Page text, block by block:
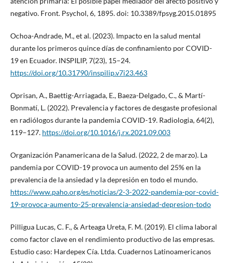
negativo. Front. Psychol, 6, 1895. doi: 10.3389/fpsyg.2015.01895
Ochoa-Andrade, M., et al. (2023). Impacto en la salud mental
durante los primeros quince días de confinamiento por COVID-
19 en Ecuador. INSPILIP, 7(23), 15–24.
https://doi.org/10.31790/inspilip.v7i23.463
Oprisan, A., Baettig-Arriagada, E., Baeza-Delgado, C., & Martí-
Bonmatí, L. (2022). Prevalencia y factores de desgaste profesional
en radiólogos durante la pandemia COVID-19. Radiologia, 64(2),
119–127. https://doi.org/10.1016/j.rx.2021.09.003
Organización Panamericana de la Salud. (2022, 2 de marzo). La
pandemia por COVID-19 provoca un aumento del 25% en la
prevalencia de la ansiedad y la depresión en todo el mundo.
https://www.paho.org/es/noticias/2-3-2022-pandemia-por-covid-
19-provoca-aumento-25-prevalencia-ansiedad-depresion-todo
Pilligua Lucas, C. F., & Arteaga Ureta, F. M. (2019). El clima laboral
como factor clave en el rendimiento productivo de las empresas.
Estudio caso: Hardepex Cía. Ltda. Cuadernos Latinoamericanos